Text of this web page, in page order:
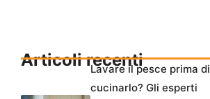
Articoli recentiLavare il pesce prima di
cucinarlo? Gli esperti